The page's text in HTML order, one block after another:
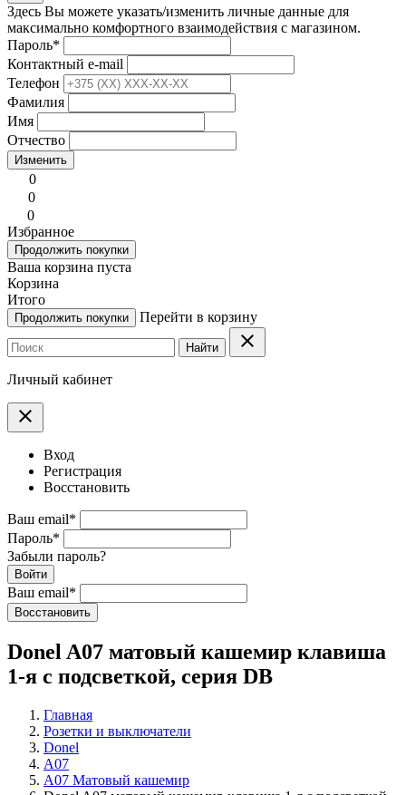
Здесь Вы можете указать/изменить личные данные для
максимально комфортного взаимодействия с магазином.
Пароль*
Контактный e-mail
Телефон
Фамилия
Имя
Отчество
Изменить
0
0
0
Избранное
Продолжить покупки
Ваша корзина пуста
Корзина
Итого
Продолжить покупки Перейти в корзину
Найти clear
Личный кабинет
clear
Вход
Регистрация
Восстановить
Ваш email*
Пароль*
Забыли пароль?
Войти
Ваш email*
Воcстановить
Donel A07 матовый кашемир клавиша
1-я с подсветкой, серия DB
Главная
Розетки и выключатели
Donel
A07
A07 Матовый кашемир